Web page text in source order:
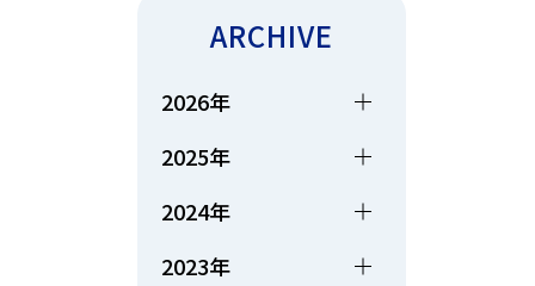
ARCHIVE
2026年
2025年
2024年
2023年